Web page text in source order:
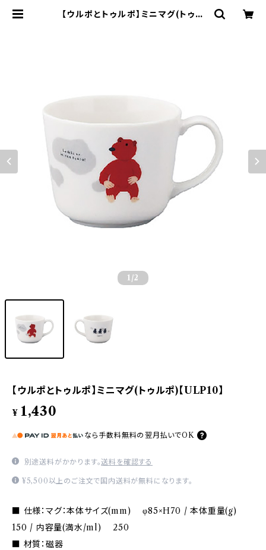
【ウルポとトゥルポ】ミニマグ(トゥル
1 /2
【ウルポとトゥルポ】ミニマグ(トゥルポ)【ULP10】
¥ 1,430
なら 手数料無料の 翌月払いでOK
別途送料がかかります。送料を確認する
¥5,500以上のご注文で国内送料が無料になります。
■ 仕様：マグ：本体サイズ(mm) φ85×H70 / 本体重量(g)
150 / 内容量(満水/ml) 250
■ 材質：磁器